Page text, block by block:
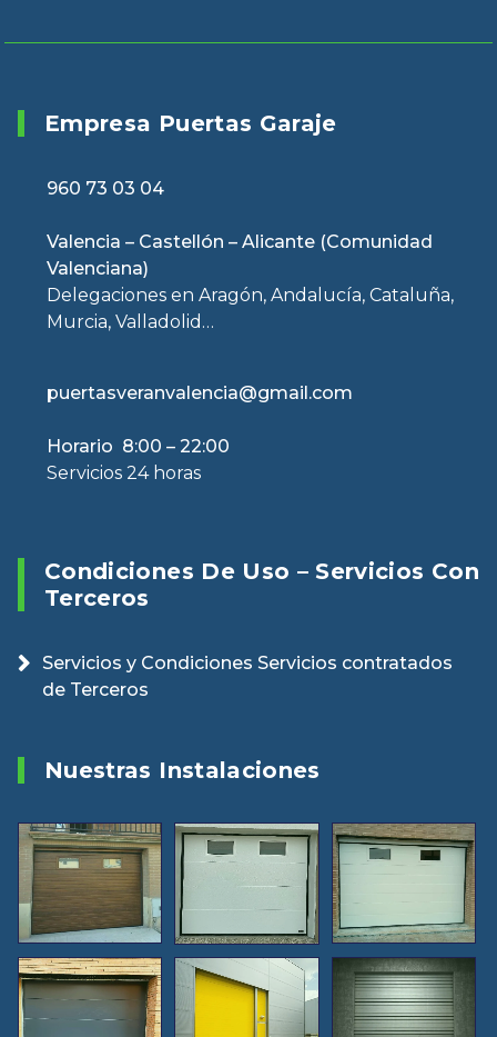
Empresa Puertas Garaje
960 73 03 04
Valencia – Castellón – Alicante (Comunidad
Valenciana)
Delegaciones en Aragón, Andalucía, Cataluña,
Murcia, Valladolid…
puertasveranvalencia@gmail.com
Horario 8:00 – 22:00
Servicios 24 horas
Condiciones De Uso – Servicios Con
Terceros
Servicios y Condiciones Servicios contratados
de Terceros
Nuestras Instalaciones